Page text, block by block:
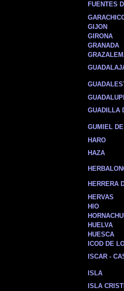
FUENTES
GIJON
GIRONA
GRANADA
GUADILLA
GUMIEL
HARO
HAZA
HERRERA
HERVAS
HIO
HUELVA
HUESCA
ICOD DE
ISCAR -
ISLA
ISLA